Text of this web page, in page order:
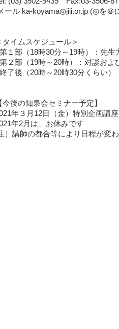
ール ka-koyama◎jiii.or.jp (◎を＠
タイムスケジュール＞
１部（18時30分～19時）：先
２部（19時～20時）：対談お
了後（20時～20時30分くらい）
今後の知泉会セミナー予定】
年３月12日（金）特別企画講
年2月は、お休みです
）講師の都合等により日程が変